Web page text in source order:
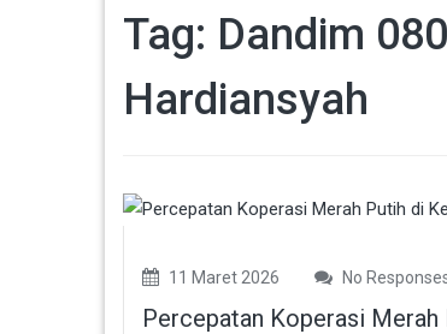
Tag: Dandim
Hardiansyah
11 Maret 2026 No
Percepatan Koperasi